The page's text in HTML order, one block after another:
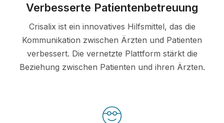
Verbesserte Patientenbetreuung
Crisalix ist ein innovatives Hilfsmittel, das die
Kommunikation zwischen Ärzten und Patienten
verbessert. Die vernetzte Plattform stärkt die
Beziehung zwischen Patienten und ihren Ärzten.